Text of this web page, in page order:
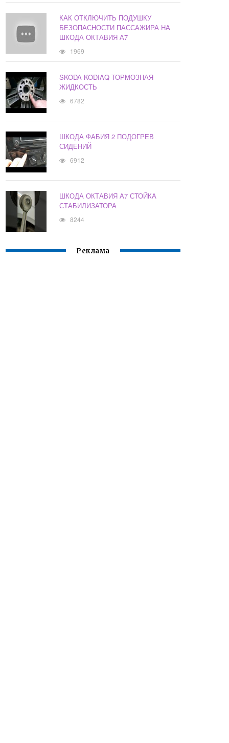
КАК ОТКЛЮЧИТЬ ПОДУШКУ
БЕЗОПАСНОСТИ ПАССАЖИРА НА
ШКОДА ОКТАВИЯ А7
1969
SKODA KODIAQ ТОРМОЗНАЯ
ЖИДКОСТЬ
6782
ШКОДА ФАБИЯ 2 ПОДОГРЕВ
СИДЕНИЙ
6912
ШКОДА ОКТАВИЯ А7 СТОЙКА
СТАБИЛИЗАТОРА
8244
Реклама